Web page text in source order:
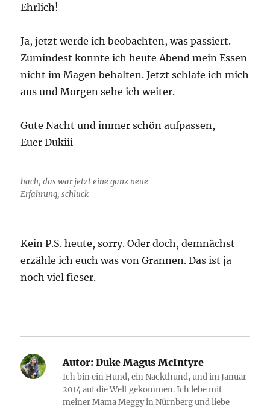
Ehrlich!
Ja, jetzt werde ich beobachten, was passiert.
Zumindest konnte ich heute Abend mein Essen
nicht im Magen behalten. Jetzt schlafe ich mich
aus und Morgen sehe ich weiter.
Gute Nacht und immer schön aufpassen,
Euer Dukiii
hach, das war jetzt eine ganz neue
Erfahrung, schluck
Kein P.S. heute, sorry. Oder doch, demnächst
erzähle ich euch was von Grannen. Das ist ja
noch viel fieser.
Autor: Duke Magus McIntyre
Ich bin ein Hund, ein Nackthund, und im Januar
2014 auf die Welt gekommen. Ich lebe mit
meiner Mama Meggy in Nürnberg und liebe